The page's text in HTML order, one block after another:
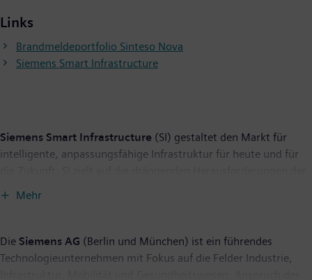
Links
Brandmeldeportfolio Sinteso Nova
Siemens Smart Infrastructure
Siemens Smart Infrastructure (SI) gestaltet den Markt für
intelligente, anpassungsfähige Infrastruktur für heute und für
durchgängiges Portfolio aus einer Hand – mit Produkten,
Systemen, Lösungen und Services vom Punkt der Erzeugung bis
Mehr
Die Siemens AG (Berlin und München) ist ein führendes
Technologieunternehmen mit Fokus auf die Felder Industrie,